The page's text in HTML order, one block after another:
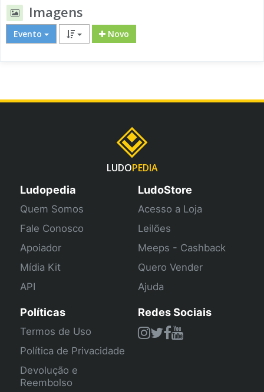
Imagens
Evento Novo
LUDOPEDIA
Ludopedia
Quem Somos
Fale Conosco
Apoiador
Mídia Kit
API
LudoStore
Acesso a Loja
Leilões
Meeps - Cashback
Quero Vender
Ajuda
Políticas
Termos de Uso
Política de Privacidade
Devolução e
Reembolso
Redes Sociais